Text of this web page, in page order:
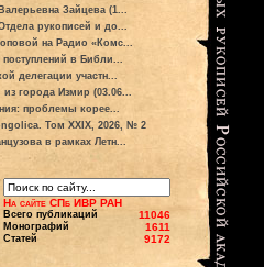
Зайцева (1...
рукописей и до...
на Радио «Комс...
в Библи...
делегации участн...
из города Измир (03.06...
проблемы корее...
Том XXIX, 2026, № 2
в рамках Летн...
На сайте СПб ИВР РАН
Всего публикаций 11046
Монографий 1611
Статей 9172